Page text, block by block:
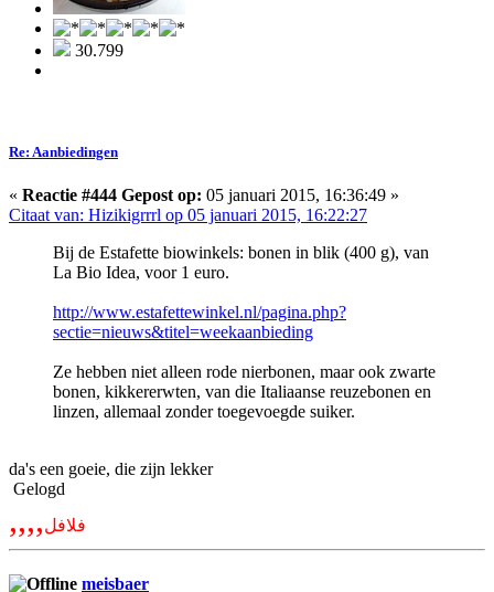
30.799
Re: Aanbiedingen
« Reactie #444 Gepost op: 05 januari 2015, 16:36:49 »
Citaat van: Hizikigrrrl op 05 januari 2015, 16:22:27
Bij de Estafette biowinkels: bonen in blik (400 g), van
La Bio Idea, voor 1 euro.
http://www.estafettewinkel.nl/pagina.php?
sectie=nieuws&titel=weekaanbieding
Ze hebben niet alleen rode nierbonen, maar ook zwarte
bonen, kikkererwten, van die Italiaanse reuzebonen en
linzen, allemaal zonder toegevoegde suiker.
da's een goeie, die zijn lekker
Gelogd
,,,,فلافل
meisbaer